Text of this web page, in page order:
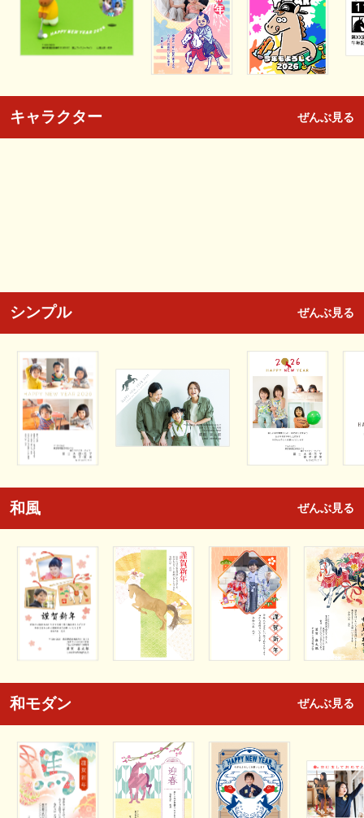
キャラクター ぜんぶ見る
シンプル ぜんぶ見る
和風 ぜんぶ見る
和モダン ぜんぶ見る